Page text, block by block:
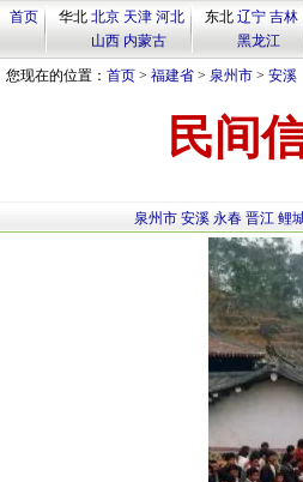
首页 华北 北京 天津 河北
山西 内蒙古
东北 辽宁 吉林
黑龙江
您现在的位置： 首页 > 福建省 > 泉州市 > 安溪
民间
泉州市 安溪 永春 晋江 鲤